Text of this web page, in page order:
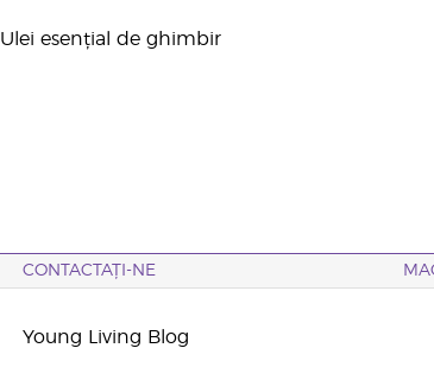
Ulei esențial de ghimbir
CONTACTAȚI-NE
Young Living Blog